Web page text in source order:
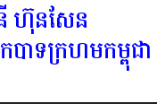
នី ហ៊ុនសែន
ាទក្រហមកម្ពុជា